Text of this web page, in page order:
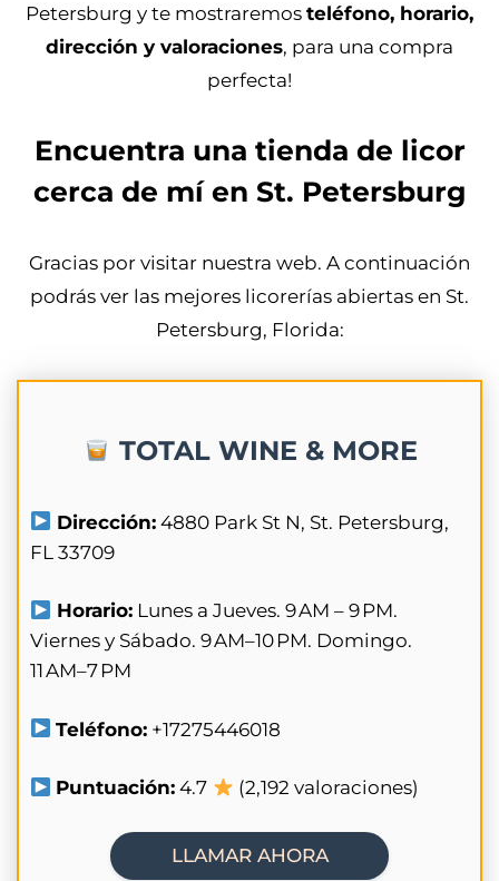
Petersburg y te mostraremos teléfono, horario,
dirección y valoraciones, para una compra
perfecta!
Encuentra una tienda de licor
cerca de mí en St. Petersburg
Gracias por visitar nuestra web. A continuación
podrás ver las mejores licorerías abiertas en St.
Petersburg, Florida:
TOTAL WINE & MORE
Dirección: 4880 Park St N, St. Petersburg,
FL 33709
Horario: Lunes a Jueves. 9 AM – 9 PM.
Viernes y Sábado. 9 AM–10 PM. Domingo.
11 AM–7 PM
Teléfono: +17275446018
Puntuación: 4.7 (2,192 valoraciones)
LLAMAR AHORA